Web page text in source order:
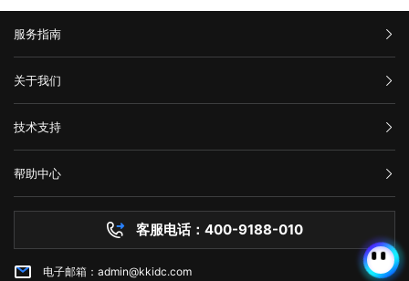
使用其他网络连接 尝试切换到其他网络连接，例如在使用Wi-Fi时尝
试使用移动数据。通过使用其他网络连接，您可以确定是否存在网络连接
需要联系网站管理员寻求帮助。他们可以告诉您更多关于错误代码502的
信息，并提供解决方法。 在互联网时代，我们经常会遇到502错误代
码。这意味着请求未能正确连接到上游服务器，通常是由代理服务器、网
关或网络连接问题引起的。为了解决这个问题，我们可以尝试刷新网页、
检查网络连接、清除浏览器缓存、暂时使用其他网络连接或联系网站管理
员。希望本文能帮助您了解并解决错误代码502问题。
数据被误删或遭病毒感染、黑客破坏后，通过技术手段尽力抢救，争取恢
复。 以上就是关于页面升级访问的原因以及解决方法全部内容，其实
很多网站都是需要升级优化的，为了的就是可以满足各种用户的需求，也
务器无法接纳新用户访问的时候，更需要及时进行页面访问升级，希望本
构：指的是网页的骨架，即HTML代码，它定义了网页的基本结构和内
即CSS（级联样式表）的使用。CSS用于控制网页的布局、颜色、字体等
视觉效果，使网页看起来更加美观和吸引人。 行为：指的是网页与用
户交互的方式，即JavaScript的使用。JavaScript是一种脚本语言，它允
许网页对用户的操作做出响应，如点击按钮、滚动页面等，从而提供更加
丰富的交互体验。 这三个方面相互依赖，共同决定了Web的外观、功
能和用户体验。 web端指的是什么意思？看完文章就能清楚知道了，
以下原因造成的： 1. 请求过于频繁：当客户端发送的请求过于频繁
时，服务器无法处理这么多请求，就会返回HTTP 429错误。 2. 服务
器限制：有些服务器为了防止恶意攻击，会设置一些限制，例如每秒钟只
允许发送一定数量的请求。如果客户端发送的请求超过了这个限制，服务
器就会返回HTTP 429错误。 3. 网络不稳定：如果网络不稳定，客户
取以下一些方法来修复： 1. 增加请求间隔时间：当客户端发送的请求
过于频繁时，可以增加请求间隔时间，减少请求的数量。 2. 减少请
量，以满足服务器的限制要求。 3. 检查API调用的频率：如果HTTP
429错误发生在API调用中，我们可以检查API调用的频率，是否超出了
API提供商的限制。 4. 检查网络连接：如果HTTP 429错误是由网络
不稳定引起的，我们可以检查网络连接是否正常，是否存在延迟或丢包现
象。 5. 使用CDN服务：CDN即内容分发网络，可以缓存静态资源，
减少请求次数，提高请求速度和稳定性。 6. 联系服务器管理员：如
Web Services)是亚马逊提供的一种基于云平台的服务。AWS永久免费计
计算服务。免费计划提供750个小时的EC2实例。 2. Amazon S3：
在AWS上创建和管理存储桶，对于不超过5GB的数据存储和处理是免费
的。 3. AWS Lambda：以事件驱动的方式在云中运行代码，免费计
计划提供每月25个WCU和25个RCU。 5. Amazon Glacier：用于非
免费的。 6. Amazon CloudFront：AWS的全球内容分发网络
(CDN)，免费计划为每个月50GB的数据传输提供免费流量。 7.
Amazon Machine Learning：一种基于云的机器学习服务，在免费计划
中提供每月10,000个批处理预测。 8. Amazon RDS：AWS的关系型
数据库服务，免费计划实例持续使用750小时，每月获得20GB的备份存
服务指南
汇款信息
购买流程
服务条款
关于我们
公司介绍
举报中心
隐私声明
技术支持
网站备案
技术文档
帮助中心
服务器问题
市场资讯
客服电话：400-9188-010
电子邮箱：admin@kkidc.com